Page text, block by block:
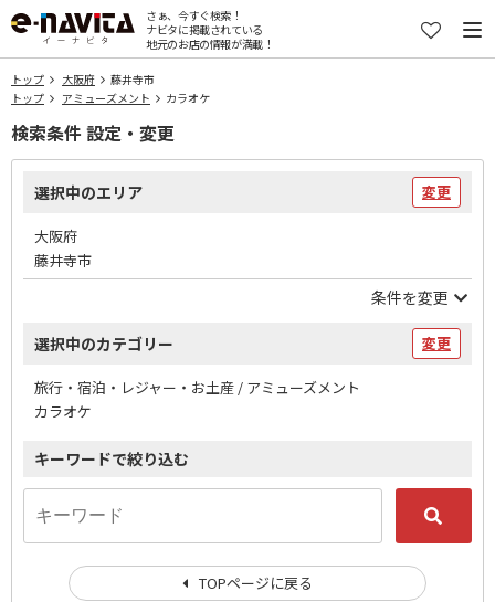
さぁ、今すぐ検索！
ナビタに掲載されている
地元のお店の情報が満載！
トップ 大阪府
藤井寺市
トップ
アミューズメント カラオケ
検索条件 設定・変更
選択中のエリア 変更
大阪府
藤井寺市
条件を変更
選択中のカテゴリー 変更
旅行・宿泊・レジャー・お土産 / アミューズメント
カラオケ
キーワードで絞り込む
TOPページに戻る